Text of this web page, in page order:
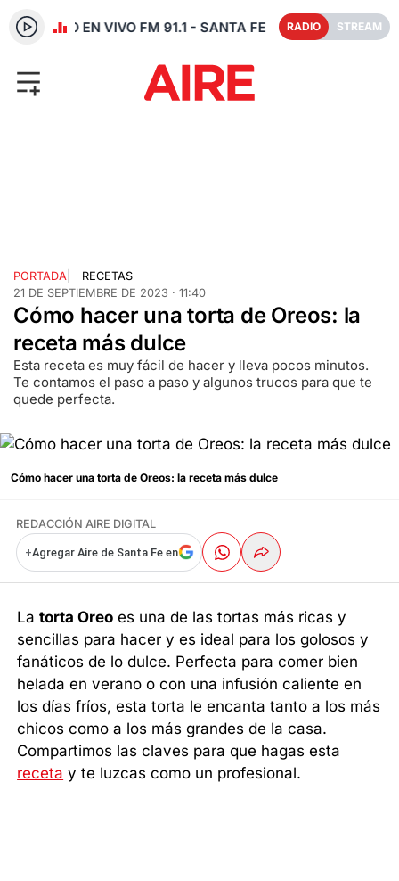
RADIO EN VIVO FM 91.1 - SANTA FE RADIO STREAM
PORTADA
RECETAS
21 DE SEPTIEMBRE DE 2023 · 11:40
Cómo hacer una torta de Oreos: la
receta más dulce
Esta receta es muy fácil de hacer y lleva pocos minutos.
Te contamos el paso a paso y algunos trucos para que te
quede perfecta.
Cómo hacer una torta de Oreos: la receta más dulce
REDACCIÓN AIRE DIGITAL
+Agregar Aire de Santa Fe en
Latorta Oreo es una de las tortas más ricas y
sencillas para hacer y es ideal para los golosos y
fanáticos de lo dulce. Perfecta para comer bien
helada en verano o con una infusión caliente en
los días fríos, esta torta le encanta tanto a los más
chicos como a los más grandes de la casa.
Compartimos las claves para que hagas esta
receta y te luzcas como un profesional.